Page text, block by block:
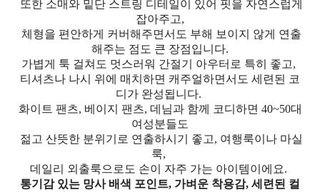
또한 소매와 밑단 스트링 디테일이 있어 핏을 자연스럽게
잡아주고,
체형을 편안하게 커버해주면서도 부해 보이지 않게 연출
해주는 점도 큰 장점입니다.
가볍게 툭 걸쳐도 멋스러워 간절기 아우터로 특히 좋고,
티셔츠나 나시 위에 매치하면 캐주얼하면서도 세련된 코
디가 완성됩니다.
화이트 팬츠, 베이지 팬츠, 데님과 함께 코디하면 40~50대
여성분들도
젊고 산뜻한 분위기로 연출하시기 좋고, 여행룩이나 마실
룩,
데일리 외출룩으로도 손이 자주 가는 아이템이에요.
통기감 있는 망사 배색 포인트, 가벼운 착용감, 세련된 컬